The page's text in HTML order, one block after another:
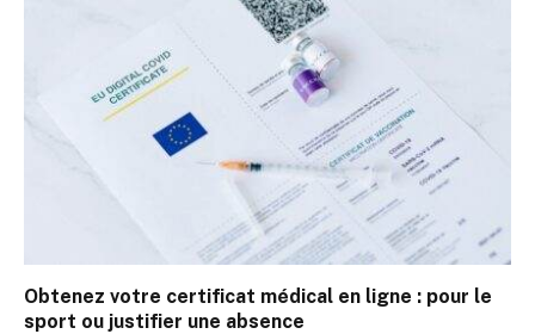
Obtenez votre certificat médical en ligne : pour le
sport ou justifier une absence